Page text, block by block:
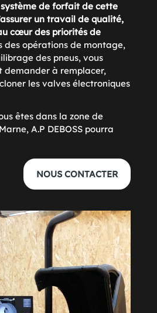
de forfait de cette
un travail de qualité,
cœur des priorités de
des opérations de montage,
des pneus, vous
demander à remplacer,
les valves électroniques
êtes dans la zone de
A.P DEBOSS pourra
NOUS CONTACTER